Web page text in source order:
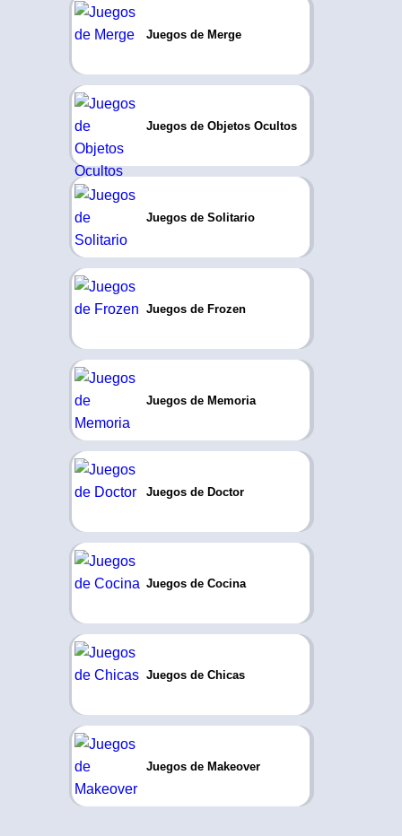
Juegos de Merge
Juegos de Objetos Ocultos
Juegos de Solitario
Juegos de Frozen
Juegos de Memoria
Juegos de Doctor
Juegos de Cocina
Juegos de Chicas
Juegos de Makeover